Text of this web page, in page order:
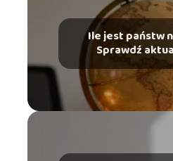
Ile jest państw
Sprawdź